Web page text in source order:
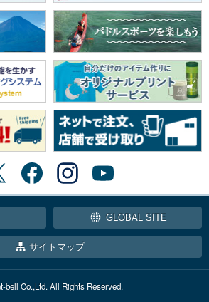
GLOBAL SITE
サイトマップ
bell Co.,Ltd. All Rights Reserved.